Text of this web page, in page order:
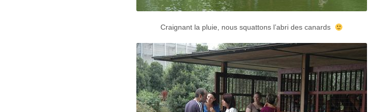
Craignant la pluie, nous squattons l’abri des canards